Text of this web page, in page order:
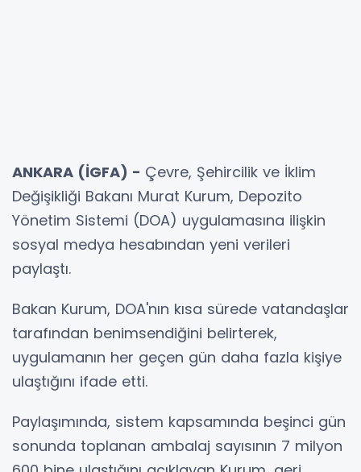
ANKARA (İGFA) - Çevre, Şehircilik ve İklim
Değişikliği Bakanı Murat Kurum, Depozito
Yönetim Sistemi (DOA) uygulamasına ilişkin
sosyal medya hesabından yeni verileri
paylaştı.
Bakan Kurum, DOA'nın kısa sürede vatandaşlar
tarafından benimsendiğini belirterek,
uygulamanın her geçen gün daha fazla kişiye
ulaştığını ifade etti.
Paylaşımında, sistem kapsamında beşinci gün
sonunda toplanan ambalaj sayısının 7 milyon